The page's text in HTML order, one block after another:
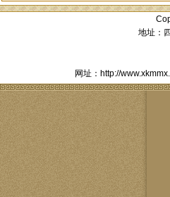
地址：
网址：http://